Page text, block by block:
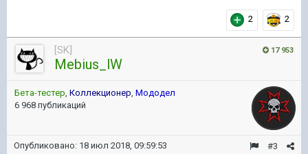
2 2
17 953
[SK]
Mebius_lW
Бета-тестер, Коллекционер, Мододел
6 968 публикаций
#3
Опубликовано: 18 июл 2018, 09:59:53